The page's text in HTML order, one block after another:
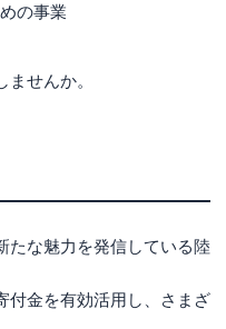
の事業
せんか。
たな魅力を発信している陸
付金を有効活用し、さまざ